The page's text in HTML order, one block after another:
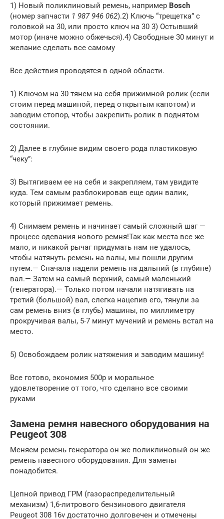
1) Новый поликлиновый ремень, например Bosch
(номер запчасти 1 987 946 062).2) Ключь “трещетка” с
головкой на 30, или просто ключ на 30 3) Остывший
мотор (иначе можно обжечься).4) Свободные 30 минут и
желание сделать все самому
Все действия проводятся в одной области.
1) Ключом на 30 тянем на себя прижимной ролик (если
стоим перед машиной, перед открытым капотом) и
заводим стопор, чтобы закрепить ролик в поднятом
состоянии.
2) Далее в глубине видим своего рода пластиковую
“чеку”:
3) Вытягиваем ее на себя и закрепляем, там увидите
куда. Тем самым разблокировав еще один валик,
который прижимает ремень.
4) Снимаем ремень и начинает самый сложный шаг —
процесс одевания нового ремня!Так как места все же
мало, и никакой рычаг придумать нам не удалось,
чтобы натянуть ремень на валы, мы пошли другим
путем.— Сначала надели ремень на дальний (в глубине)
вал.— Затем на самый верхний, самый маленький
(генератора).— Только потом начали натягивать на
третий (большой) вал, слегка нацепив его, тянули за
сам ремень вниз (в глубь) машины, по миллиметру
прокручивая валы, 5-7 минут мучений и ремень встал на
место.
5) Освобождаем ролик натяжения и заводим машину!
Все готово, экономия 500р и моральное
удовлетворение от того, что сделано все своими
руками
Замена ремня навесного оборудования на
Peugeot 308
Меняем ремень генератора он же поликлиновый он же
ремень навесного оборудования. Для замены
понадобится.
Цепной привод ГРМ (газораспределительный
механизм) 1,6-литрового бензинового двигателя
Peugeot 308 16v достаточно долговечен и отмечены